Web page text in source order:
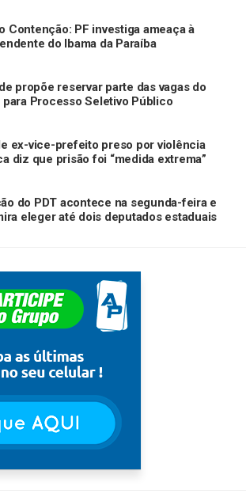
Contenção: PF investiga ameaça à
do Ibama da Paraíba
propõe reservar parte das vagas do
para Processo Seletivo Público
ex-vice-prefeito preso por violência
diz que prisão foi “medida extrema”
do PDT acontece na segunda-feira e
eleger até dois deputados estaduais